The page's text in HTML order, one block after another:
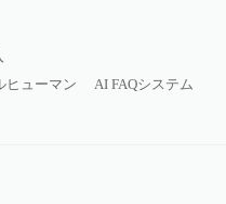
ヒューマン
AI FAQシステム